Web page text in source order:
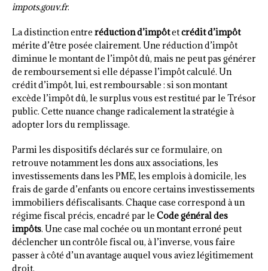
impots.gouv.fr.
La distinction entre réduction d’impôtetcrédit d’impôt
mérite d’être posée clairement. Une réduction d’impôt
diminue le montant de l’impôt dû, mais ne peut pas générer
de remboursement si elle dépasse l’impôt calculé. Un
crédit d’impôt, lui, est remboursable : si son montant
excède l’impôt dû, le surplus vous est restitué par le Trésor
public. Cette nuance change radicalement la stratégie à
adopter lors du remplissage.
Parmi les dispositifs déclarés sur ce formulaire, on
retrouve notamment les dons aux associations, les
investissements dans les PME, les emplois à domicile, les
frais de garde d’enfants ou encore certains investissements
immobiliers défiscalisants. Chaque case correspond à un
régime fiscal précis, encadré par le Code général des
impôts. Une case mal cochée ou un montant erroné peut
déclencher un contrôle fiscal ou, à l’inverse, vous faire
passer à côté d’un avantage auquel vous aviez légitimement
droit.